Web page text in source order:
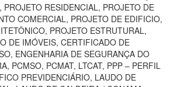
PROJETO RESIDENCIAL, PROJETO DE
COMERCIAL, PROJETO DE EDIFICIO,
PROJETO ESTRUTURAL,
DE IMÓVEIS, CERTIFICADO DE
ENGENHARIA DE SEGURANÇA DO
PCMSO, PCMAT, LTCAT, PPP – PERFIL
PREVIDENCIÁRIO, LAUDO DE